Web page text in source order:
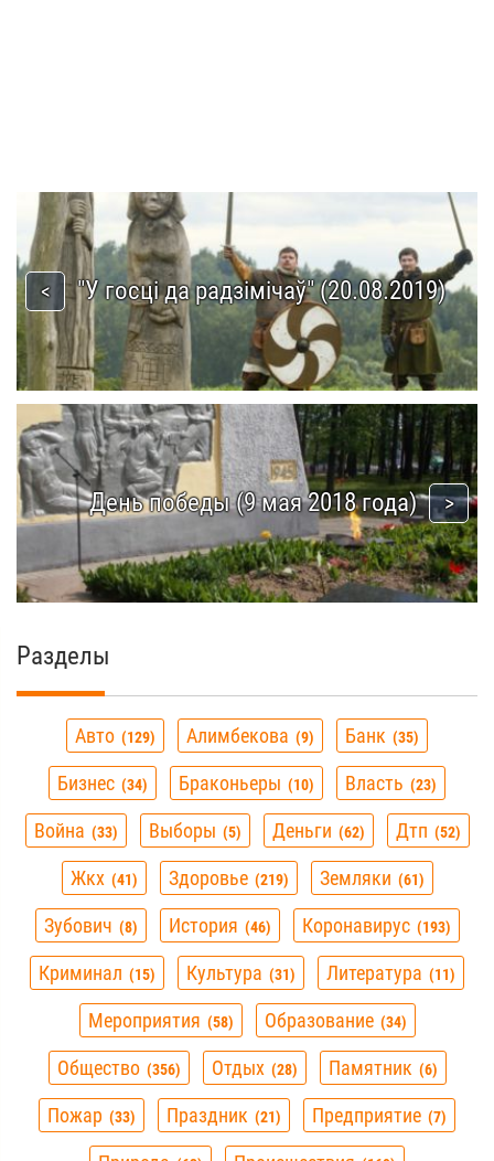
"У госці да радзімічаў" (20.08.2019)
День победы (9 мая 2018 года)
Разделы
Авто 129 Алимбекова 9 Банк 35
Бизнес 34 Браконьеры 10 Власть 23
Война 33 Выборы 5 Деньги 62 Дтп 52
Жкх 41 Здоровье 219 Земляки 61
Зубович 8 История 46 Коронавирус 193
Криминал 15 Культура 31 Литература 11
Мероприятия 58 Образование 34
Общество 356 Отдых 28 Памятник 6
Пожар 33 Праздник 21 Предприятие 7